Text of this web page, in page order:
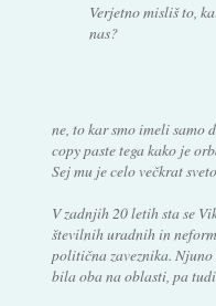
Verjetno misliš to,
nas?
ne, to kar smo imeli samo
copy paste tega kako je
Sej mu je celo večkrat
V zadnjih 20 letih sta se
številnih uradnih in
politična zaveznika. Njuno
bila oba na oblasti, pa